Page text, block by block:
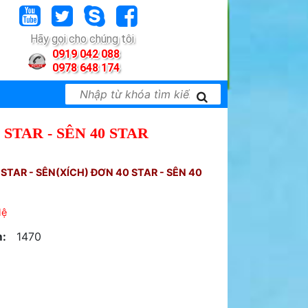
Hãy gọi cho chúng tôi
0919 042 088
0978 648 174
- SÊN 40 STAR
- SÊN(XÍCH) ĐƠN 40 STAR - SÊN 40
1470